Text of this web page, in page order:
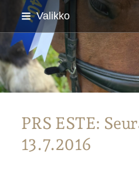
Siirry
sivun
sisältöön
Valikko
PRS ESTE:
13.7.2016